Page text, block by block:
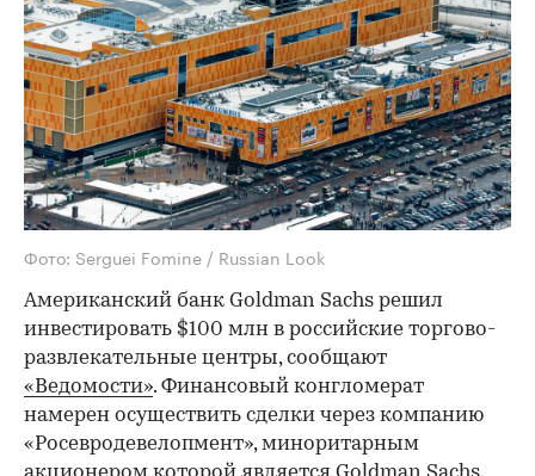
Фото: Serguei Fomine / Russian Look
Американский банк Goldman Sachs решил
инвестировать $100 млн в российские торгово-
развлекательные центры, сообщают
«Ведомости». Финансовый конгломерат
намерен осуществить сделки через компанию
«Росевродевелопмент», миноритарным